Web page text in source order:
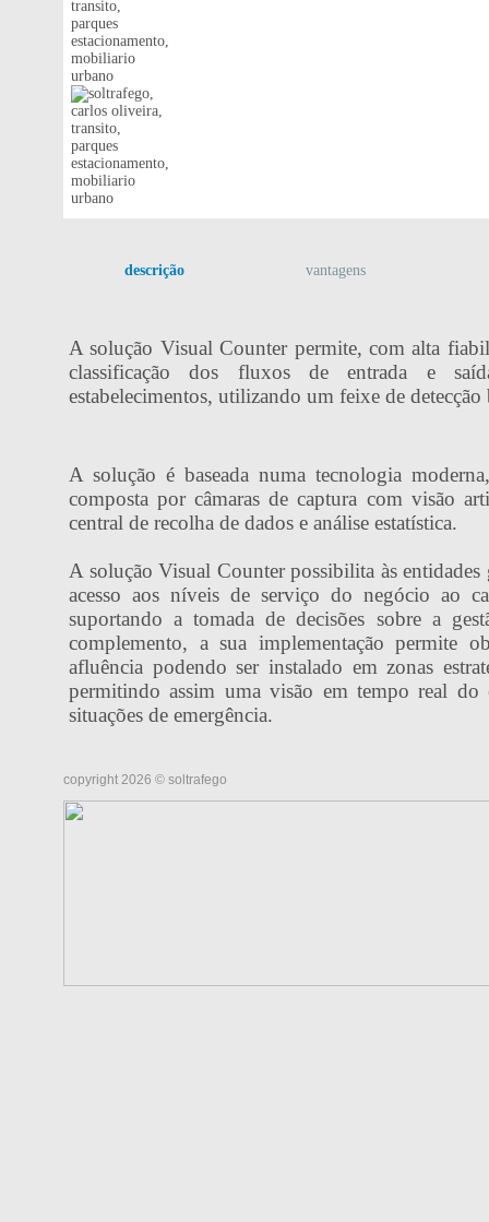
descrição vantagens
A solução Visual Counter permite, com alta
classificação dos fluxos de entrada e
estabelecimentos, utilizando um feixe de
A solução é baseada numa tecnologia
composta por câmaras de captura com visão
central de recolha de dados e análise estatística.
A solução Visual Counter possibilita às entidades
acesso aos níveis de serviço do negócio ao
suportando a tomada de decisões sobre a
complemento, a sua implementação permite
afluência podendo ser instalado em zonas
permitindo assim uma visão em tempo real do
situações de emergência.
copyright 2026 © soltrafego